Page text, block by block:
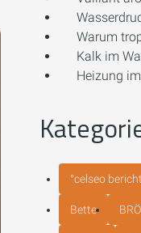
Warum
Kalk im
Heizung
°celseo
Bette